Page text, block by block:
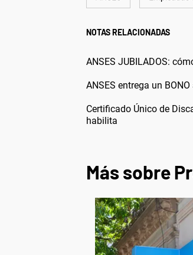
NOTAS RELACIONADAS
ANSES JUBILADOS:
ANSES entrega un
Certificado Único de
habilita
Más sobre